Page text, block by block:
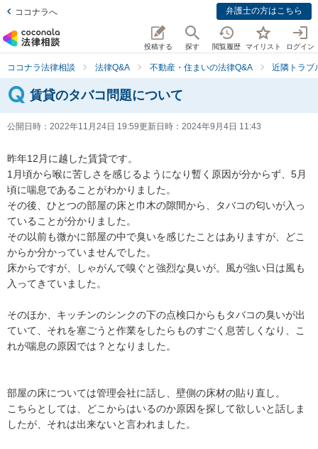
ココナラへ 弁護士の方はこちら
投稿する 探す 閲覧履歴 マイリスト ログイン
ココナラ法律相談 法律Q&A 不動産・住まいの法律Q&A 近隣トラブ
賃貸のタバコ問題について
公開日時： 2022年11月24日 19:59更新日時： 2024年9月4日 11:43
昨年12月に越した賃貸です。
1月頃から喉に苦しさを感じるようになり暫く原因が分からず、5月
頃に喘息であることがわかりました。
その後、ひとつの部屋の床と巾木の隙間から、タバコの匂いが入っ
ていることが分かりました。
その以前も微かに部屋の中で臭いを感じたことはありますが、どこ
からか分かっていませんでした。
床からですが、しゃがんで嗅ぐと強烈な臭いが。風が強い日は風も
入ってきていました。
そのほか、キッチンのシンクの下の点検口からもタバコの臭いが出
ていて、それを塞ごうと作業をしたらものすごく息苦しくなり、こ
れが喘息の原因では？となりました。
部屋の床については管理会社に話し、壁側の床材の貼り直し。
こちらとしては、どこからはいるのか原因を探して欲しいと話しま
したが、それは出来ないと言われました。